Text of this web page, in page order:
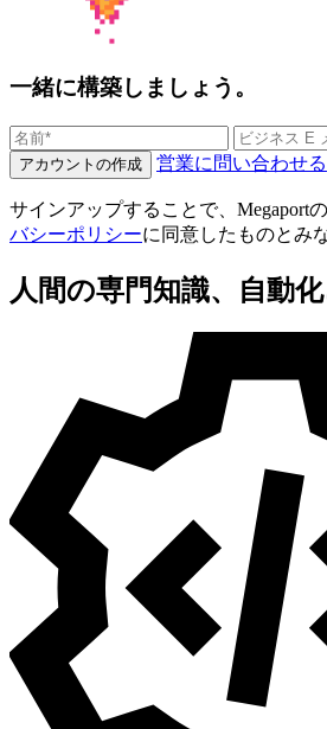
一緒に構築しましょう。
アカウントの作成 営業に問い合わせる
サインアップすることで、Megaportの
バシーポリシーに同意したものとみ
人間の専門知識、自動